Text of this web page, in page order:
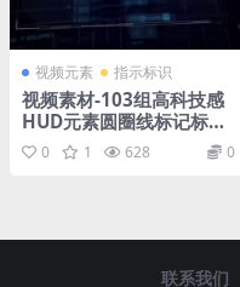
视频元素 指示标识
视频素材-103组高科技感
HUD元素圆圈线标记标注
动画
0 1 628 0
联系我们